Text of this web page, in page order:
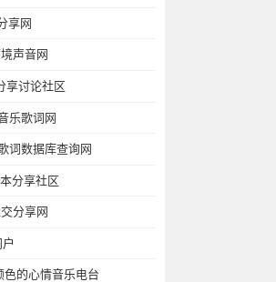
享网
声音网
享讨论社区
乐歌词网
词数据库查询网
分享社区
分享网
色的心情音乐电台